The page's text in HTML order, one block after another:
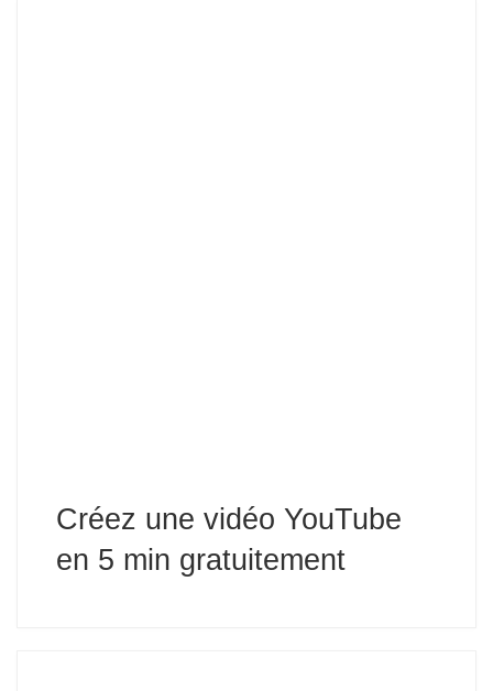
Créez une vidéo YouTube
en 5 min gratuitement